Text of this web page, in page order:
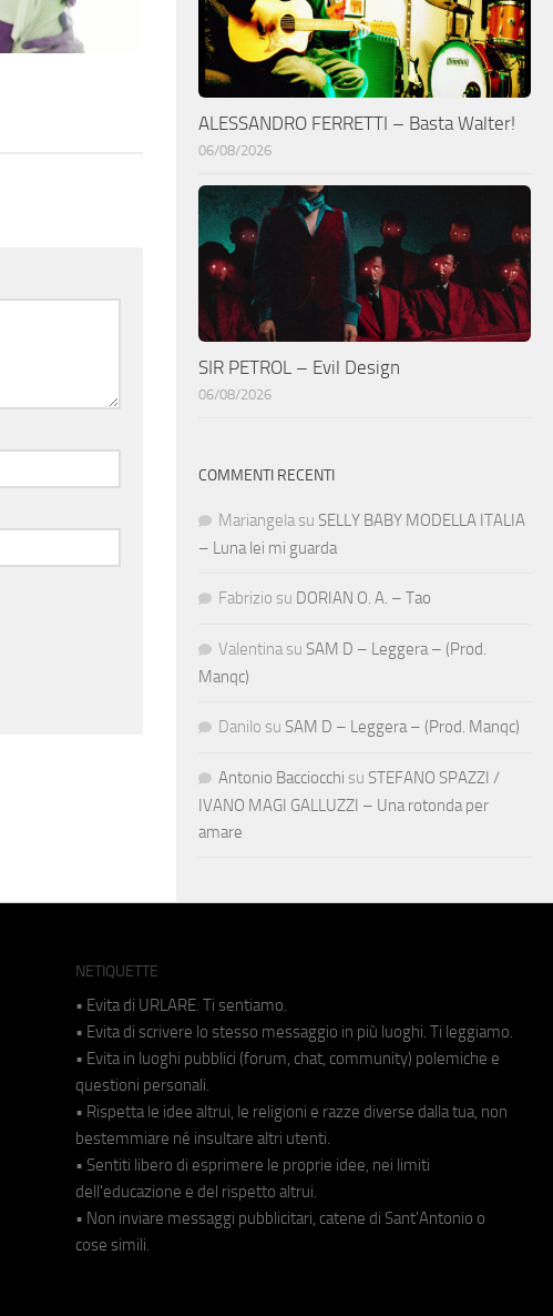
ALESSANDRO FERRETTI – Basta Walter!
06/08/2026
SIR PETROL – Evil Design
06/08/2026
COMMENTI RECENTI
Mariangela su SELLY BABY MODELLA ITALIA
– Luna lei mi guarda
Fabrizio su DORIAN O. A. – Tao
Valentina su SAM D – Leggera – (Prod.
Manqc)
Danilo su SAM D – Leggera – (Prod. Manqc)
Antonio Bacciocchi su STEFANO SPAZZI /
IVANO MAGI GALLUZZI – Una rotonda per
amare
NETIQUETTE
• Evita di URLARE. Ti sentiamo.
• Evita di scrivere lo stesso messaggio in più luoghi. Ti leggiamo.
• Evita in luoghi pubblici (forum, chat, community) polemiche e
questioni personali.
• Rispetta le idee altrui, le religioni e razze diverse dalla tua, non
bestemmiare né insultare altri utenti.
• Sentiti libero di esprimere le proprie idee, nei limiti
dell'educazione e del rispetto altrui.
• Non inviare messaggi pubblicitari, catene di Sant'Antonio o
cose simili.